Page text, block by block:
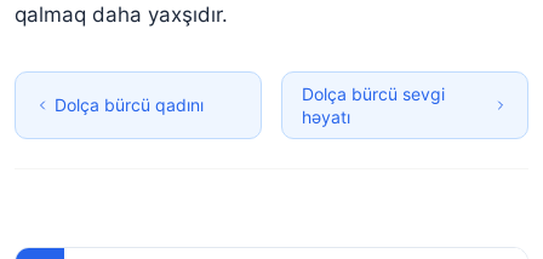
qalmaq daha yaxşıdır.
Dolça bürcü qadını
Dolça bürcü sevgi
həyatı